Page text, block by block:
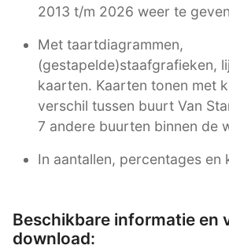
2013 t/m 2026 weer te
Met taartdiagrammen,
(gestapelde)staafgrafieken,
kaarten. Kaarten tonen met
verschil tussen buurt Van
7 andere buurten binnen de
In aantallen, percentages en
Beschikbare informatie en
download: